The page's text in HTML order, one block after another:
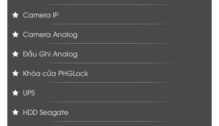
Camera IP
Camera Analog
Đầu Ghi Analog
Khóa cửa PHGLock
UPS
HDD Seagate